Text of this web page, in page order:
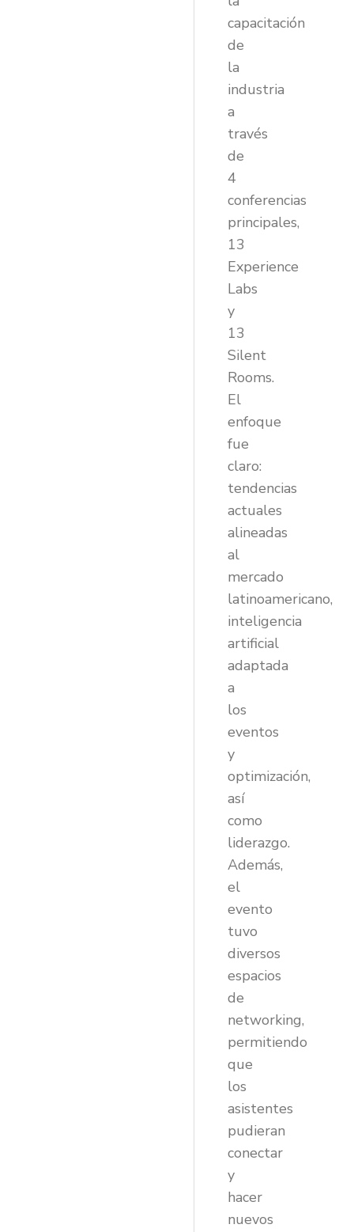
capacitación
de
la
industria
a
través
de
4
conferencias
principales,
13
Experience
Labs
y
13
Silent
Rooms.
El
enfoque
fue
claro:
tendencias
actuales
alineadas
al
mercado
latinoamericano,
inteligencia
artificial
adaptada
a
los
eventos
y
optimización,
así
como
liderazgo.
Además,
el
evento
tuvo
diversos
espacios
de
networking,
permitiendo
que
los
asistentes
pudieran
conectar
y
hacer
nuevos